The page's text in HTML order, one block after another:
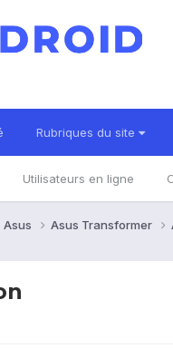
Rubriques du site
Utilisateurs en ligne
Asus Asus Transformer